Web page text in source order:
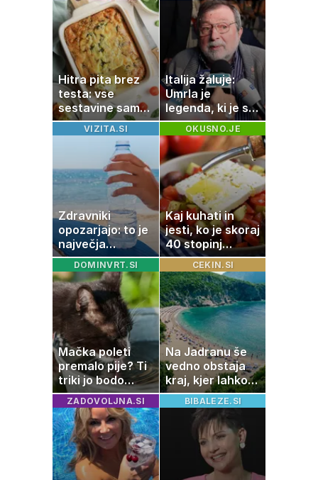
Hitra pita brez
testa: vse
sestavine samo
zmešate in
pečica opravi
Italija žaluje:
Umrla je
legenda, ki je s
svojimi pesmimi
zaznamovala
Italijo
VIZITA.SI
Zdravniki
opozarjajo: to je
največja
napaka, ki jo
ljudje delajo med
vročino
OKUSNO.JE
Kaj kuhati in
jesti, ko je skoraj
40 stopinj
Celzija: 5 kosil
brez prižiganja
pečice
DOMINVRT.SI
Mačka poleti
premalo pije? Ti
triki jo bodo
spodbudili, da
zaužije več vode
CEKIN.SI
Na Jadranu še
vedno obstaja
kraj, kjer lahko
dopustujete
poceni:
nastanitev že od
10 evrov, kosilo
za pet evrov
ZADOVOLJNA.SI BIBALEZE.SI